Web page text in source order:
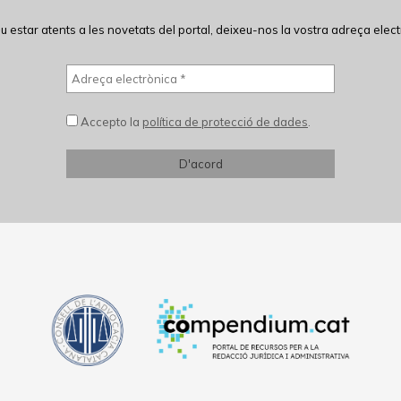
estar atents a les novetats del portal, deixeu-nos la vostra adreça
Accepto la política de protecció de dades